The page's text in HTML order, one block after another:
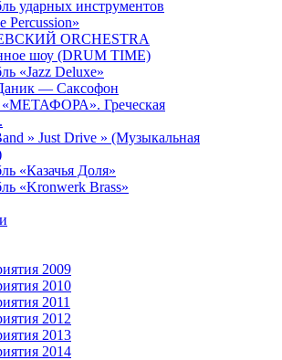
ударных инструментов
Percussion»
ORCHESTRA
шоу (DRUM TIME)
«Jazz Deluxe»
— Саксофон
«МЕТАФОРА». Греческая
» Just Drive » (Музыкальная
«Казачья Доля»
«Kronwerk Вrass»
2009
2010
2011
2012
2013
2014